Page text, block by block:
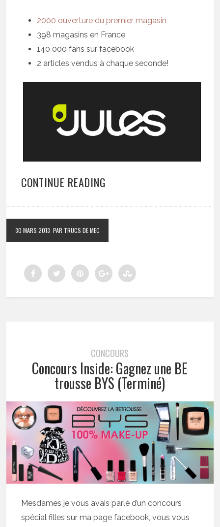
2000 ouverture du premier magasin
398 magasins en France
140 000 fans sur facebook
2 articles vendus à chaque seconde!
CONTINUE READING
30 MARS 2013 PAR TRUCS DE MEC
CONCOURS
Concours Inside: Gagnez une BE
trousse BYS (Terminé)
Mesdames je vous avais parlé d’un concours
spécial filles sur ma page facebook, vous vous